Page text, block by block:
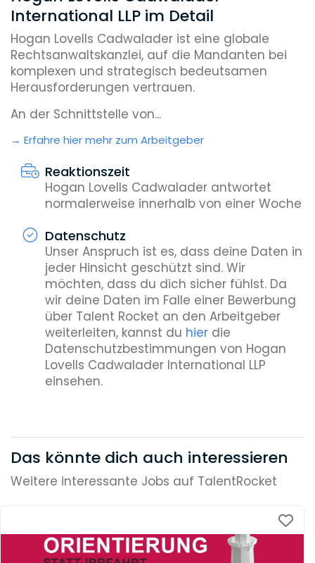
International LLP im Detail
Hogan Lovells Cadwalader ist eine globale
Rechtsanwaltskanzlei, auf die Mandanten bei
komplexen und strategisch bedeutsamen
Herausforderungen vertrauen.
An der Schnittstelle von...
Erfahre hier mehr zum Arbeitgeber
Reaktionszeit
Hogan Lovells Cadwalader antwortet
normalerweise innerhalb von einer Woche
Datenschutz
Unser Anspruch ist es, dass deine Daten in
jeder Hinsicht geschützt sind. Wir
möchten, dass du dich sicher fühlst. Da
wir deine Daten im Falle einer Bewerbung
über Talent Rocket an den Arbeitgeber
weiterleiten, kannst du hierdie
Datenschutzbestimmungen von Hogan
Lovells Cadwalader International LLP
einsehen.
Das könnte dich auch interessieren
Weitere interessante Jobs auf TalentRocket